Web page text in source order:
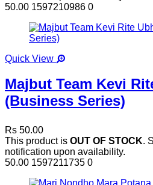
50.00 1597210986 0
Quick View
Majbut Team Kevi
(Business Series)
Rs 50.00
This product is OUT OF STOCK.
notification upon availability.
50.00 1597211735 0